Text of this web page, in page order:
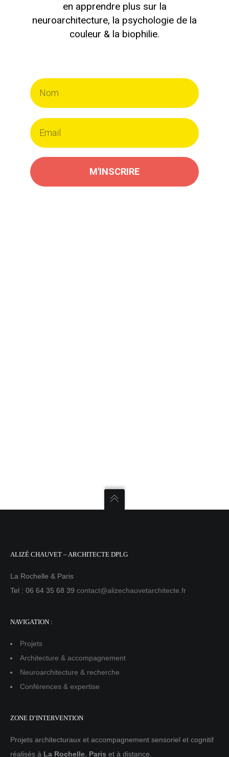
en apprendre plus sur la
neuroarchitecture, la psychologie de la
couleur & la biophilie.
M'INSCRIRE
ALIZÉ CHAUVET – ARCHITECTE DPLG
La Rochelle & Paris
Tel : 06 64 35 68 39 contact@alizechauvetarchitecte.fr
NAVIGATION :
Projets
Architecture & accompagnement
Neuroarchitecture & recherche
Conférences & expertise
ZONE D’INTERVENTION
Projets architecturaux et accompagnement sensoriel et cognitif
réalisés à La Rochelle Paris et à distance.